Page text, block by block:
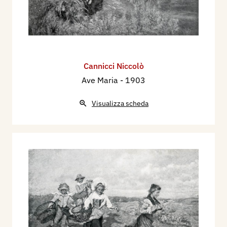
1934 - L. Giannitelli, Arte e suffragi per le vittime
del lavoro, Città del Vaticano, L'Illustrazione
Cannicci Niccolò
Ave Maria - 1903
Visualizza scheda